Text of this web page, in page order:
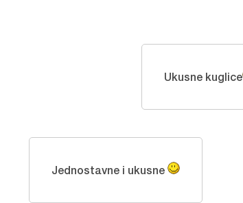
Ukusne kuglice
Jednostavne i ukusne